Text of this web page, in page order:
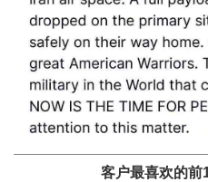
客户最喜欢的前